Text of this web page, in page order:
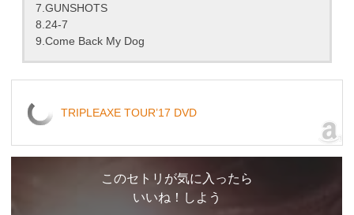
7.GUNSHOTS
8.24-7
9.Come Back My Dog
TRIPLEAXE TOUR’17 DVD
このセトリが気に入ったら
いいね！しよう